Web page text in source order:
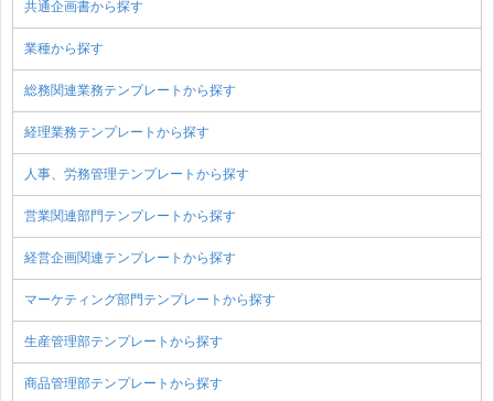
共通企画書から探す
業種から探す
総務関連業務テンプレートから探す
経理業務テンプレートから探す
人事、労務管理テンプレートから探す
営業関連部門テンプレートから探す
経営企画関連テンプレートから探す
マーケティング部門テンプレートから探す
生産管理部テンプレートから探す
商品管理部テンプレートから探す